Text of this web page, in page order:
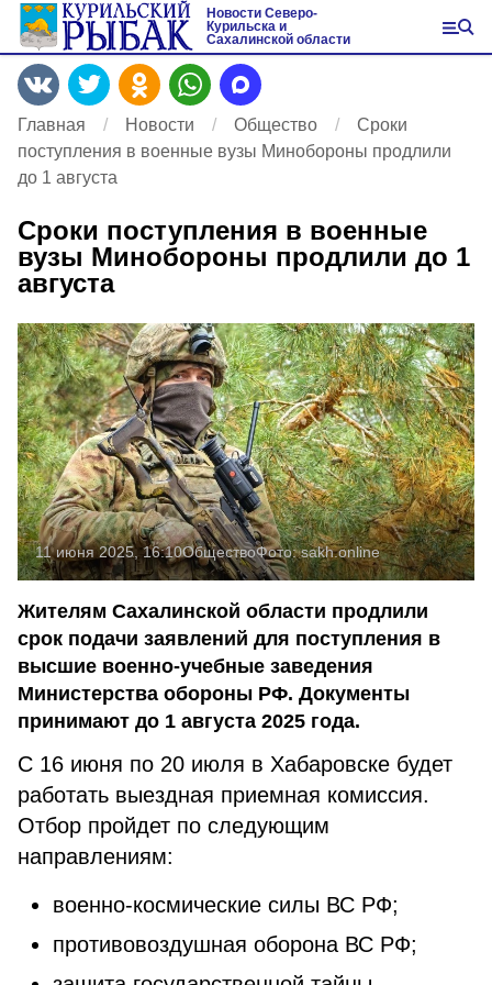
Новости Северо-
Курильска и
Сахалинской области
Главная Новости Общество
Сроки
поступления в военные вузы Минобороны продлили
до 1 августа
Сроки поступления в военные
вузы Минобороны продлили до 1
августа
11 июня 2025, 16:10ОбществоФото:sakh.online
Жителям Сахалинской области продлили
срок подачи заявлений для поступления в
высшие военно-учебные заведения
Министерства обороны РФ. Документы
принимают до 1 августа 2025 года.
С 16 июня по 20 июля в Хабаровске будет
работать выездная приемная комиссия.
Отбор пройдет по следующим
направлениям:
военно-космические силы ВС РФ;
противовоздушная оборона ВС РФ;